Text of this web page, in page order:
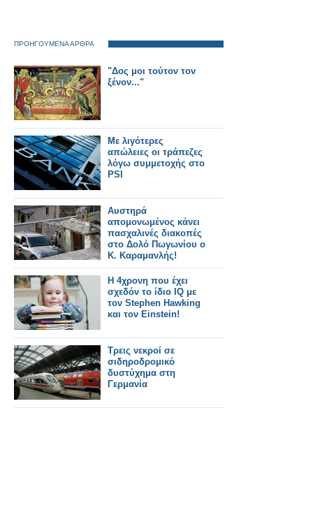
ΠΡΟΗΓΟΥΜΕΝΑ ΑΡΘΡΑ
"Δος μοι τούτον τον
ξένον..."
Με λιγότερες
απώλειες οι τράπεζες
λόγω συμμετοχής στο
PSI
Aυστηρά
απομονωμένος κάνει
πασχαλινές διακοπές
στο Δολό Πωγωνίου ο
Κ. Καραμανλής!
H 4χρονη που έχει
σχεδόν το ίδιο ΙQ με
τον Stephen Hawking
και τον Einstein!
Τρεις νεκροί σε
σιδηροδρομικό
δυστύχημα στη
Γερμανία